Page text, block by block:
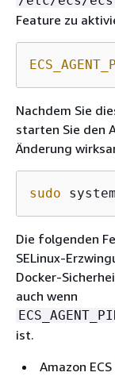
Feature zu
Nachdem Sie
starten Sie den
Änderung
sudo
Die folgenden
SELinux-
Docker-
auch wenn
ist.
Amazon ECS